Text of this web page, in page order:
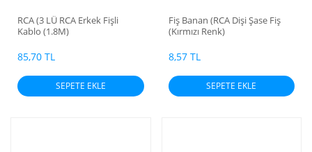
RCA (3 LÜ RCA Erkek Fişli
Kablo (1.8M)
85,70 TL
SEPETE EKLE
Fiş Banan (RCA Dişi Şase Fiş
(Kırmızı Renk)
8,57 TL
SEPETE EKLE